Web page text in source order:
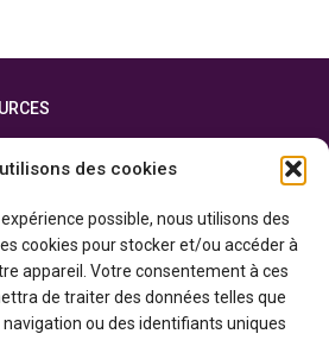
des cookies
possible, nous utilisons des
cookies pour stocker et/ou accéder à
appareil. Votre consentement à ces
de traiter des données telles que
ou des identifiants uniques
au soutien financier du gouvernement de
duCanada par l’entremise du ministère du